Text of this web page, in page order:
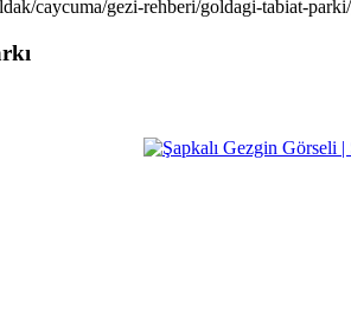
caycuma/gezi-rehberi/goldagi-tabiat-